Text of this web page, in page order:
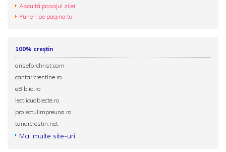
Ascultă pasajul zilei
Pune-l pe pagina ta
100% creștin
ariseforchrist.com
cantaricrestine.ro
eBiblia.ro
lectiicuobiecte.ro
proiectulimpreuna.ro
tanarcrestin.net
Mai multe site-uri